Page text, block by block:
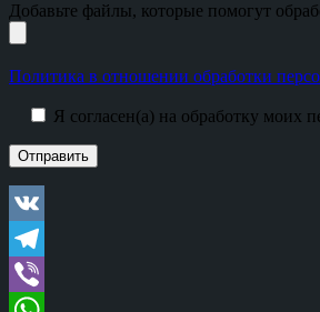
Добавьте файлы, которые помогут
Политика в отношении обработки
Я согласен(а) на обработку моих
VK
Telegram